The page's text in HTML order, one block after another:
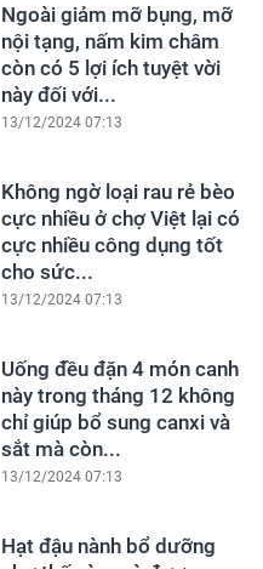
Ngoài giảm mỡ bụng, mỡ
nội tạng, nấm kim châm
còn có 5 lợi ích tuyệt vời
này đối với...
13/12/2024 07:13
Không ngờ loại rau rẻ bèo
cực nhiều ở chợ Việt lại có
cực nhiều công dụng tốt
cho sức...
13/12/2024 07:13
Uống đều đặn 4 món canh
này trong tháng 12 không
chỉ giúp bổ sung canxi và
sắt mà còn...
13/12/2024 07:13
Hạt đậu nành bổ dưỡng